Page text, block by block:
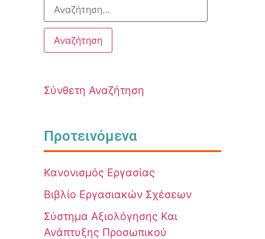
Σύνθετη Αναζήτηση
Προτεινόμενα
Κανονισμός Εργασίας
Βιβλίο Εργασιακών Σχέσεων
Σύστημα Αξιολόγησης Και
Ανάπτυξης Προσωπικού